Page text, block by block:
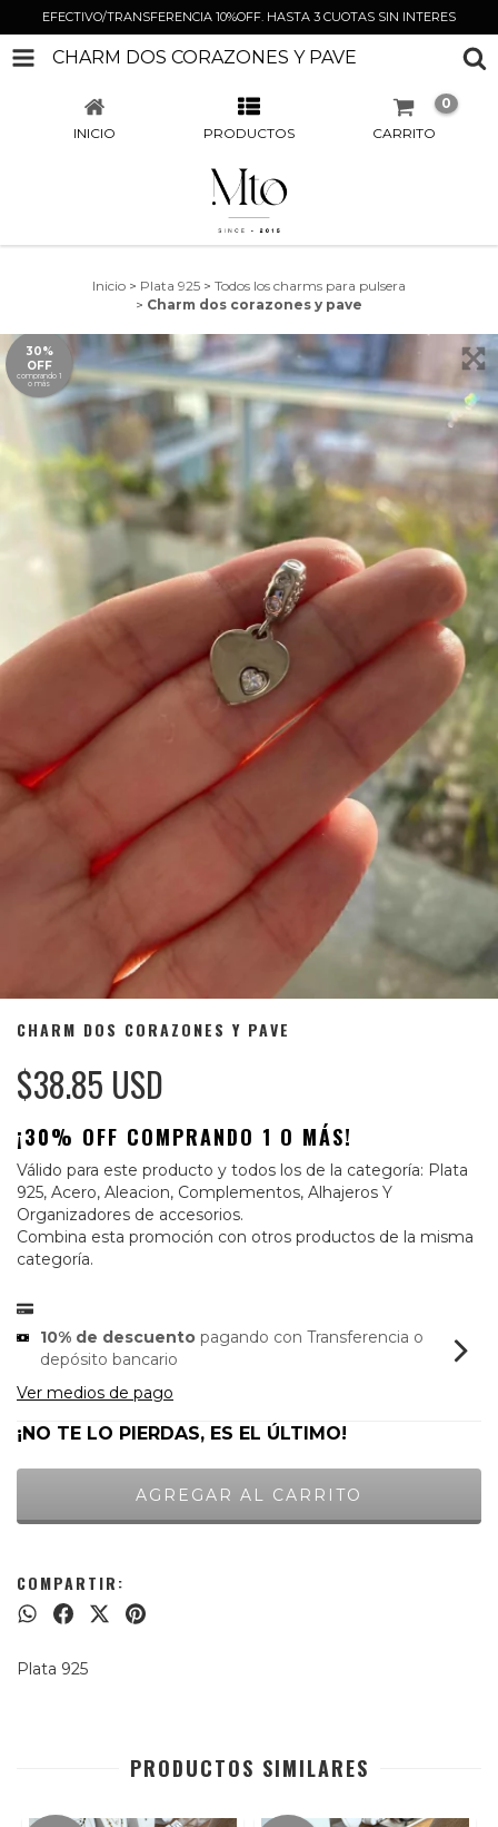
EFECTIVO/TRANSFERENCIA 10%OFF. HASTA 3 CUOTAS SIN INTERES
CHARM DOS CORAZONES Y PAVE
INICIO PRODUCTOS CARRITO
0
Inicio > Plata 925 > Todos los charms para pulsera
> Charm dos corazones y pave
30%
OFF
comprando 1
o más
CHARM DOS CORAZONES Y PAVE
$38.85 USD
¡30% OFF COMPRANDO 1 O MÁS!
Válido para este producto y todos los de la categoría: Plata
925, Acero, Aleacion, Complementos, Alhajeros Y
Organizadores de accesorios.
Combina esta promoción con otros productos de la misma
categoría.
10% de descuento pagando con Transferencia o
depósito bancario
Ver medios de pago
¡NO TE LO PIERDAS, ES EL ÚLTIMO!
COMPARTIR:
Plata 925
PRODUCTOS SIMILARES